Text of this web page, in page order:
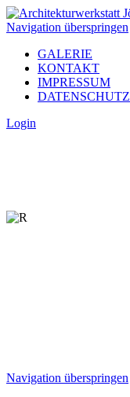
Navigation überspringen
GALERIE
KONTAKT
IMPRESSUM
DATENSCHUTZ
Login
Navigation überspringen